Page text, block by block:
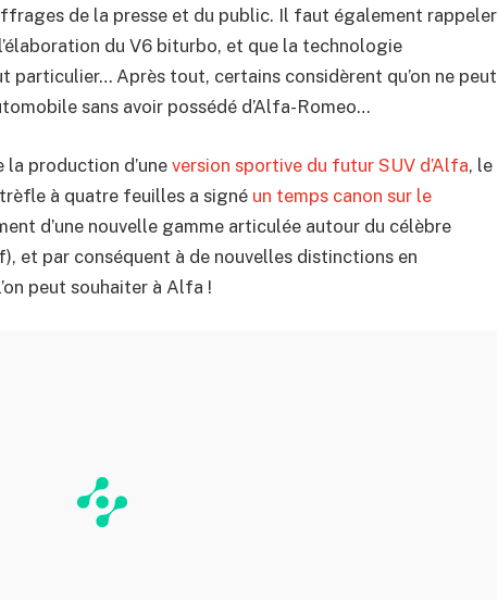
de la presse et du public. Il faut également rappeler
du V6 biturbo, et que la technologie
particulier… Après tout, certains considèrent qu’on ne peut
sans avoir possédé d’Alfa-Romeo…
la production d’une version sportive du futur SUV d’Alfa, le
à quatre feuilles a signé un temps canon sur le
d’une nouvelle gamme articulée autour du célèbre
et par conséquent à de nouvelles distinctions en
peut souhaiter à Alfa !